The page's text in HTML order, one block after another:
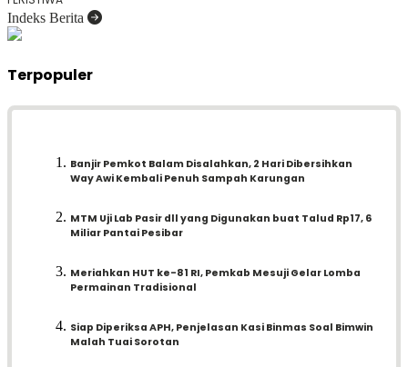
Indeks Berita
Terpopuler
Banjir Pemkot Balam Disalahkan, 2 Hari Dibersihkan
Way Awi Kembali Penuh Sampah Karungan
MTM Uji Lab Pasir dll yang Digunakan buat Talud Rp17, 6
Miliar Pantai Pesibar
Meriahkan HUT ke-81 RI, Pemkab Mesuji Gelar Lomba
Permainan Tradisional
Siap Diperiksa APH, Penjelasan Kasi Binmas Soal Bimwin
Malah Tuai Sorotan